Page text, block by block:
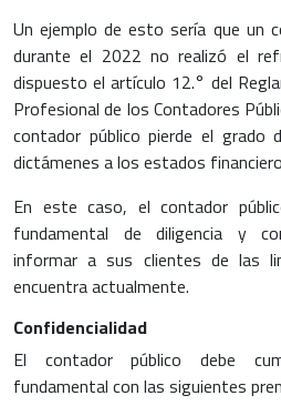
Un ejemplo de esto sería que un
durante el 2022 no realizó el
dispuesto el artículo 12.° del
Profesional de los Contadores
contador público pierde el grado
dictámenes a los estados
En este caso, el contador
fundamental de diligencia y
informar a sus clientes de las
encuentra actualmente.
Confidencialidad
El contador público debe
fundamental con las siguientes